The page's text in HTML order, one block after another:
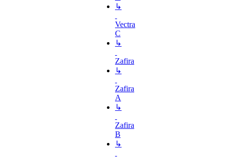
↳
Vectra
C
↳
Zafira
↳
Zafira
A
↳
Zafira
B
↳